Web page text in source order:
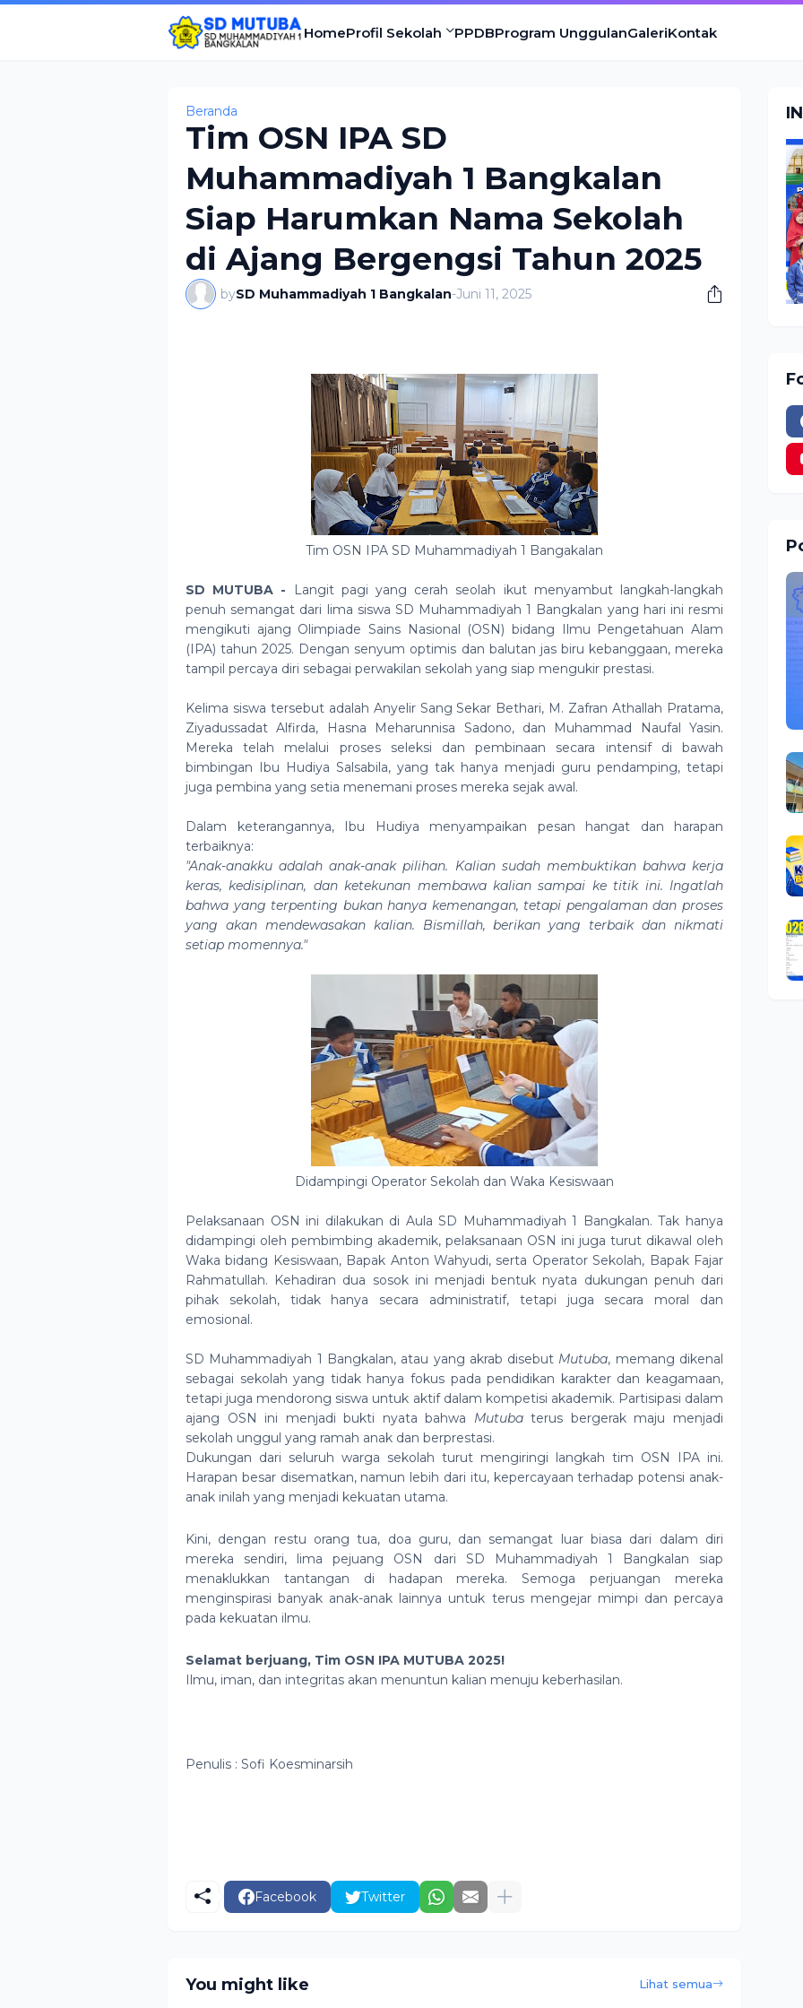
HomeProfil Sekolah PPDBProgram UnggulanGaleriKontak
Beranda
Tim OSN IPA SD
Muhammadiyah 1 Bangkalan
Siap Harumkan Nama Sekolah
di Ajang Bergengsi Tahun 2025
bySD Muhammadiyah 1 Bangkalan-Juni 11, 2025
Tim OSN IPA SD Muhammadiyah 1 Bangakalan
SD MUTUBA -
Langit pagi yang cerah seolah ikut menyambut langkah-langkah
penuh semangat dari lima siswa SD Muhammadiyah 1 Bangkalan yang hari ini resmi
mengikuti ajang Olimpiade Sains Nasional (OSN) bidang Ilmu Pengetahuan Alam
(IPA) tahun 2025. Dengan senyum optimis dan balutan jas biru kebanggaan, mereka
tampil percaya diri sebagai perwakilan sekolah yang siap mengukir prestasi.
Kelima siswa tersebut adalah Anyelir Sang Sekar Bethari, M. Zafran Athallah Pratama,
Ziyadussadat Alfirda, Hasna Meharunnisa Sadono, dan Muhammad Naufal Yasin.
Mereka telah melalui proses seleksi dan pembinaan secara intensif di bawah
bimbingan Ibu Hudiya Salsabila, yang tak hanya menjadi guru pendamping, tetapi
juga pembina yang setia menemani proses mereka sejak awal.
Dalam keterangannya, Ibu Hudiya menyampaikan pesan hangat dan harapan
terbaiknya:
"Anak-anakku adalah anak-anak pilihan. Kalian sudah membuktikan bahwa kerja
keras, kedisiplinan, dan ketekunan membawa kalian sampai ke titik ini. Ingatlah
bahwa yang terpenting bukan hanya kemenangan, tetapi pengalaman dan proses
yang akan mendewasakan kalian. Bismillah, berikan yang terbaik dan nikmati
setiap momennya."
Didampingi Operator Sekolah dan Waka Kesiswaan
Pelaksanaan OSN ini dilakukan di Aula SD Muhammadiyah 1 Bangkalan.Tak hanya
didampingi oleh pembimbing akademik, pelaksanaan OSN ini juga turut dikawal oleh
Waka bidang Kesiswaan, Bapak Anton Wahyudi, serta Operator Sekolah, Bapak Fajar
Rahmatullah. Kehadiran dua sosok ini menjadi bentuk nyata dukungan penuh dari
pihak sekolah, tidak hanya secara administratif, tetapi juga secara moral dan
emosional.
SD Muhammadiyah 1 Bangkalan, atau yang akrab disebut Mutuba, memang dikenal
sebagai sekolah yang tidak hanya fokus pada pendidikan karakter dan keagamaan,
tetapi juga mendorong siswa untuk aktif dalam kompetisi akademik. Partisipasi dalam
ajang OSN ini menjadi bukti nyata bahwa Mutubaterus bergerak maju menjadi
sekolah unggul yang ramah anak dan berprestasi.
Dukungan dari seluruh warga sekolah turut mengiringi langkah tim OSN IPA ini.
Harapan besar disematkan, namun lebih dari itu, kepercayaan terhadap potensi anak-
anak inilah yang menjadi kekuatan utama.
Kini, dengan restu orang tua, doa guru, dan semangat luar biasa dari dalam diri
mereka sendiri, lima pejuang OSN dari SD Muhammadiyah 1 Bangkalan siap
menaklukkan tantangan di hadapan mereka. Semoga perjuangan mereka
menginspirasi banyak anak-anak lainnya untuk terus mengejar mimpi dan percaya
pada kekuatan ilmu.
Selamat berjuang, Tim OSN IPA MUTUBA 2025!
Ilmu, iman, dan integritas akan menuntun kalian menuju keberhasilan.
Penulis : Sofi Koesminarsih
Facebook Twitter
You might like Lihat semua